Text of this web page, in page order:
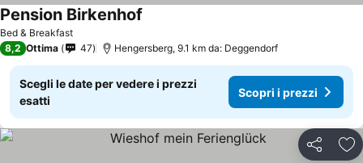
Bed & Breakfast
Pension Birkenhof
8,2 Ottima 47 Hengersberg, 9.1 km da: Deggendorf
Scegli le date per vedere i prezzi
esatti
Scopri i prezzi
Condividi